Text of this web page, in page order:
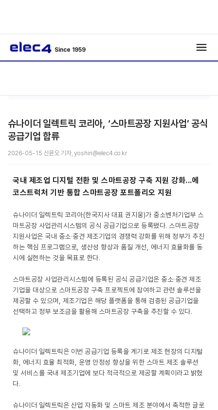
Since 1959
슈나이더 일렉트릭 코리아, ‘스마트공장 지원사업’ 공식
공급기업 합류
2026-05-15 신윤오 기자, yoshin@elec4.co.kr
국내 제조업 디지털 전환 및 스마트공장 구축 지원 강화...에
코스트럭처 기반 통합 스마트공장 포트폴리오 지원
슈나이더 일렉트릭 코리아(한국지사 대표 권지웅)가 중소벤처기업부 스
마트공장 사업관리시스템의 공식 공급기업으로 등록됐다. 스마트공장
지원사업은 국내 중소·중견 제조기업의 경쟁력 강화를 위해 정부가 추진
하는 핵심 프로그램으로, 생산성 향상과 품질 개선, 에너지 효율화를 동
시에 실현하는 것을 목표로 한다.
스마트공장 사업관리시스템에 등록된 공식 공급기업은 중소·중견 제조
기업을 대상으로 스마트공장 구축 프로젝트에 참여하고 관련 솔루션을
제공할 수 있으며, 제조기업은 해당 플랫폼을 통해 검증된 공급기업을
선택하고 정부 보조금을 활용해 스마트공장 구축을 추진할 수 있다.
슈나이더 일렉트릭은 이번 공급기업 등록을 계기로 제조 현장의 디지털
화, 에너지 효율 최적화, 운영 안정성 향상을 위한 스마트 제조 솔루션
및 서비스를 국내 제조기업에 보다 적극적으로 제공할 계획이라고 밝혔
다.
슈나이더 일렉트릭은 산업 자동화 및 스마트 제조 분야에서 축적한 글로